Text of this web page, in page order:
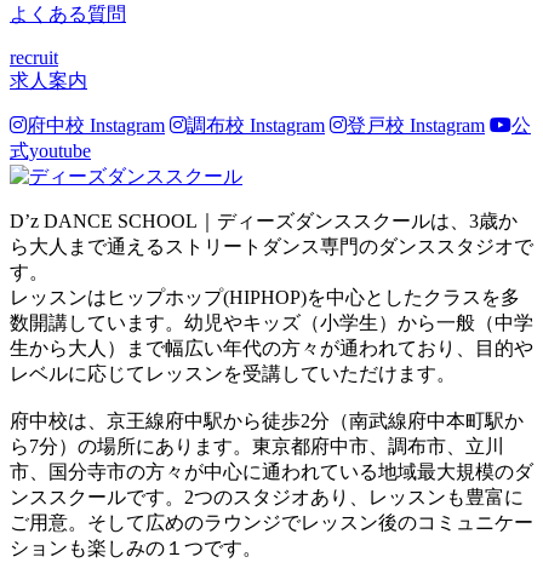
よくある質問
recruit
求人案内
府中校 Instagram 調布校 Instagram 登戸校 Instagram
公
式youtube
D’z DANCE SCHOOL｜ディーズダンススクールは、3歳か
ら大人まで通えるストリートダンス専門のダンススタジオで
す。
レッスンはヒップホップ(HIPHOP)を中心としたクラスを多
数開講しています。幼児やキッズ（小学生）から一般（中学
生から大人）まで幅広い年代の方々が通われており、目的や
レベルに応じてレッスンを受講していただけます。
府中校は、京王線府中駅から徒歩2分（南武線府中本町駅か
ら7分）の場所にあります。東京都府中市、調布市、立川
市、国分寺市の方々が中心に通われている地域最大規模のダ
ンススクールです。2つのスタジオあり、レッスンも豊富に
ご用意。そして広めのラウンジでレッスン後のコミュニケー
ションも楽しみの１つです。